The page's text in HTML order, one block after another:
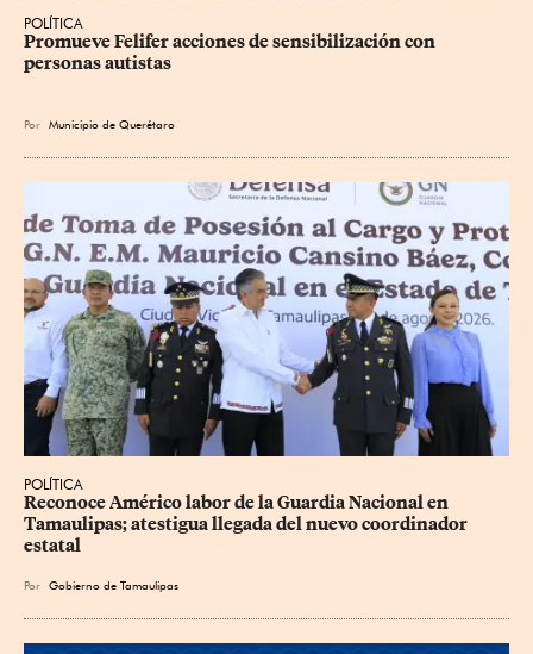
POLÍTICA
Promueve Felifer acciones de sensibilización con
personas autistas
Por Municipio de Querétaro
POLÍTICA
Reconoce Américo labor de la Guardia Nacional en
Tamaulipas; atestigua llegada del nuevo coordinador
estatal
Por Gobierno de Tamaulipas